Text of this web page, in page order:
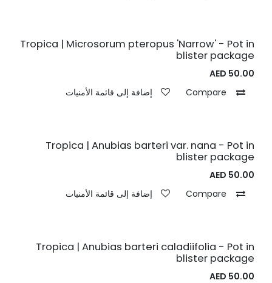
Tropica | Microsorum pteropus 'Narrow' - Pot in
blister package
50.00
Compare
إضافة إلى قائمة الأمنيات
Tropica | Anubias barteri var. nana - Pot in
blister package
50.00
Compare
إضافة إلى قائمة الأمنيات
Tropica | Anubias barteri caladiifolia - Pot in
blister package
50.00